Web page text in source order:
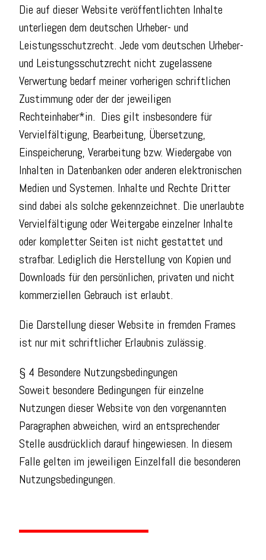
Die auf dieser Website veröffentlichten Inhalte
unterliegen dem deutschen Urheber- und
Leistungsschutzrecht. Jede vom deutschen Urheber-
und Leistungsschutzrecht nicht zugelassene
Verwertung bedarf meiner vorherigen schriftlichen
Zustimmung oder der der jeweiligen
Rechteinhaber*in. Dies gilt insbesondere für
Vervielfältigung, Bearbeitung, Übersetzung,
Einspeicherung, Verarbeitung bzw. Wiedergabe von
Inhalten in Datenbanken oder anderen elektronischen
Medien und Systemen. Inhalte und Rechte Dritter
sind dabei als solche gekennzeichnet. Die unerlaubte
Vervielfältigung oder Weitergabe einzelner Inhalte
oder kompletter Seiten ist nicht gestattet und
strafbar. Lediglich die Herstellung von Kopien und
Downloads für den persönlichen, privaten und nicht
kommerziellen Gebrauch ist erlaubt.
Die Darstellung dieser Website in fremden Frames
ist nur mit schriftlicher Erlaubnis zulässig.
§ 4 Besondere Nutzungsbedingungen
Soweit besondere Bedingungen für einzelne
Nutzungen dieser Website von den vorgenannten
Paragraphen abweichen, wird an entsprechender
Stelle ausdrücklich darauf hingewiesen. In diesem
Falle gelten im jeweiligen Einzelfall die besonderen
Nutzungsbedingungen.